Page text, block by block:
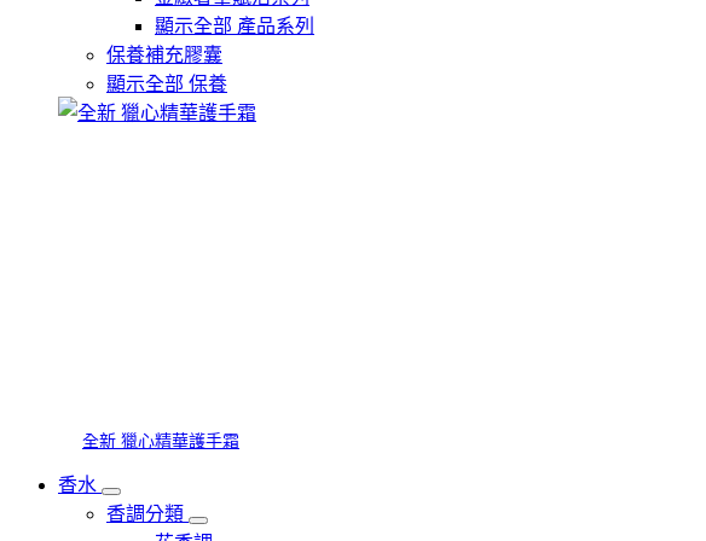
顯示全部 產品系列
保養補充膠囊
顯示全部 保養
全新 獵心精華護手霜
香水
香調分類